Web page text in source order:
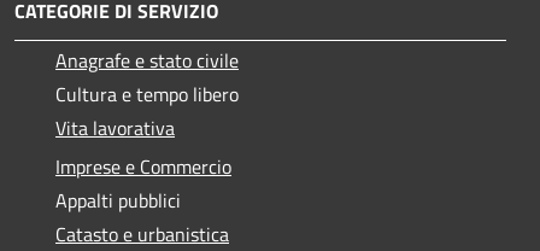
CATEGORIE DI SERVIZIO
Anagrafe e stato civile
Cultura e tempo libero
Vita lavorativa
Imprese e Commercio
Appalti pubblici
Catasto e urbanistica